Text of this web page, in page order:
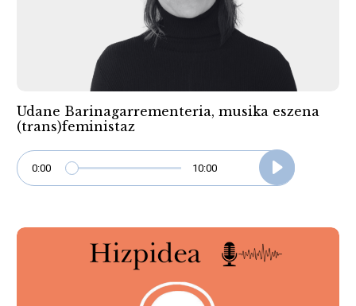
Udane Barinagarrementeria, musika eszena
(trans)feministaz
0:00 10:00